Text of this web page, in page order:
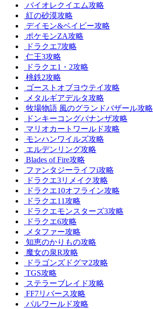
バイオレクイエム攻略
紅の砂漠攻略
デイモン&ベイビー攻略
ポケモンZA攻略
ドラクエ7攻略
仁王3攻略
ドラクエ1・2攻略
桃鉄2攻略
ゴーストオブヨウテイ攻略
メタルギアデルタ攻略
牧場物語 風のグランドバザール攻略
ドンキーコングバナンザ攻略
マリオカートワールド攻略
モンハンワイルズ攻略
エルデンリング攻略
Blades of Fire攻略
ファンタジーライフi攻略
ドラクエ3リメイク攻略
ドラクエ10オフライン攻略
ドラクエ11攻略
ドラクエモンスターズ3攻略
ドラクエ6攻略
メタファー攻略
知恵のかりもの攻略
魔女の泉R攻略
ドラゴンズドグマ2攻略
TGS攻略
ステラーブレイド攻略
FF7リバース攻略
パルワールド攻略